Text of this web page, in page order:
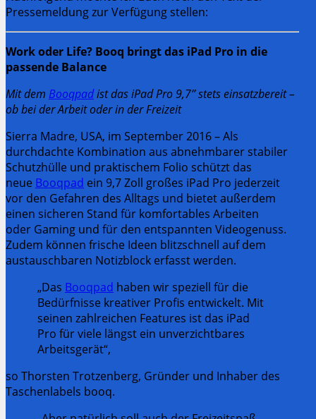
Pressemeldung zur Verfügung stellen:
Work oder Life? Booq bringt das iPad Pro in die
passende Balance
Mit dem Booqpadist das iPad Pro 9,7’’ stets einsatzbereit –
ob bei der Arbeit oder in der Freizeit
Sierra Madre, USA, im September 2016 – Als
durchdachte Kombination aus abnehmbarer stabiler
Schutzhülle und praktischem Folio schützt das
neue Booqpad ein 9,7 Zoll großes iPad Pro jederzeit
vor den Gefahren des Alltags und bietet außerdem
einen sicheren Stand für komfortables Arbeiten
oder Gaming und für den entspannten Videogenuss.
Zudem können frische Ideen blitzschnell auf dem
austauschbaren Notizblock erfasst werden.
„Das Booqpad haben wir speziell für die
Bedürfnisse kreativer Profis entwickelt. Mit
seinen zahlreichen Features ist das iPad
Pro für viele längst ein unverzichtbares
Arbeitsgerät“,
so Thorsten Trotzenberg, Gründer und Inhaber des
Taschenlabels booq.